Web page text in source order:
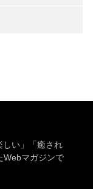
しい」「癒され
Webマガジンで